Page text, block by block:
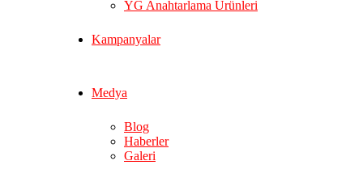
YG Anahtarlama Ürünleri
Kampanyalar
Medya
Blog
Haberler
Galeri